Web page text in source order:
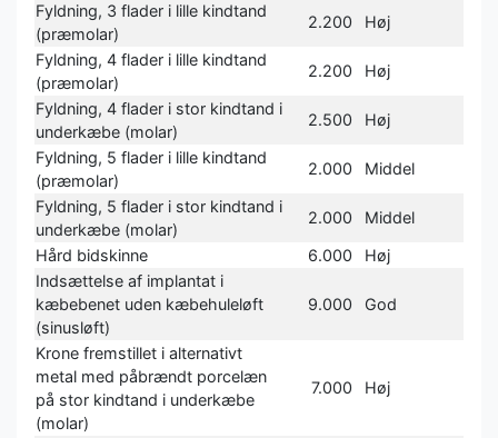
Fyldning, 3 flader i lille kindtand
(præmolar)
2.200
Høj
Fyldning, 4 flader i lille kindtand
(præmolar)
2.200
Høj
Fyldning, 4 flader i stor kindtand i
underkæbe (molar)
2.500
Høj
Fyldning, 5 flader i lille kindtand
(præmolar)
2.000
Middel
Fyldning, 5 flader i stor kindtand i
underkæbe (molar)
2.000
Middel
Hård bidskinne
6.000
Høj
Indsættelse af implantat i
kæbebenet uden kæbehuleløft
(sinusløft)
9.000 God
Krone fremstillet i alternativt
metal med påbrændt porcelæn
på stor kindtand i underkæbe
(molar)
7.000 Høj